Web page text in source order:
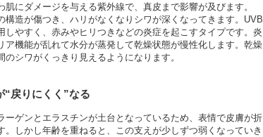
にダメージを与える紫外線で、真皮まで影響が及びます。
構造が傷つき、ハリがなくなりシワが深くなってきます。UVB
しやすく、赤みやヒリつきなどの炎症を起こすタイプです。炎
ア機能が乱れて水分が蒸発して乾燥状態が慢性化します。乾燥
シワがくっきり見えるようになります。
“戻りにくく”なる
ーゲンとエラスチンが土台となっているため、表情で皮膚が折
。しかし年齢を重ねると、この支えが少しずつ弱くなっていき